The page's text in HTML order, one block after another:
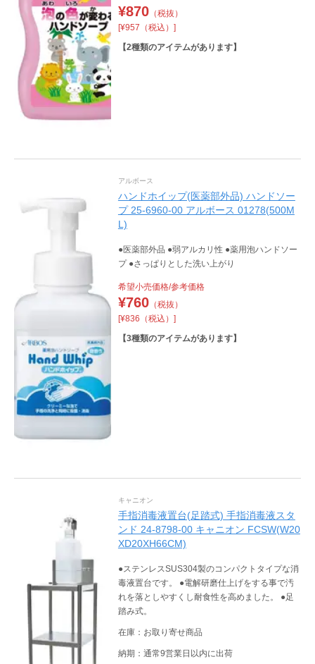
¥870（税抜）
[¥957（税込）]
【2種類のアイテムがあります】
アルボース
ハンドホイップ(医薬部外品) ハンドソー
プ 25-6960-00 アルボース 01278(500M
L)
●医薬部外品 ●弱アルカリ性 ●薬用泡ハンドソー
プ ●さっぱりとした洗い上がり
希望小売価格/参考価格
¥760（税抜）
[¥836（税込）]
【3種類のアイテムがあります】
キャニオン
手指消毒液置台(足踏式) 手指消毒液スタ
ンド 24-8798-00 キャニオン FCSW(W20
XD20XH66CM)
●ステンレスSUS304製のコンパクトタイプな消
毒液置台です。 ●電解研磨仕上げをする事で汚
れを落としやすくし耐食性を高めました。 ●足
踏み式。
在庫：お取り寄せ商品
納期：通常9営業日以内に出荷